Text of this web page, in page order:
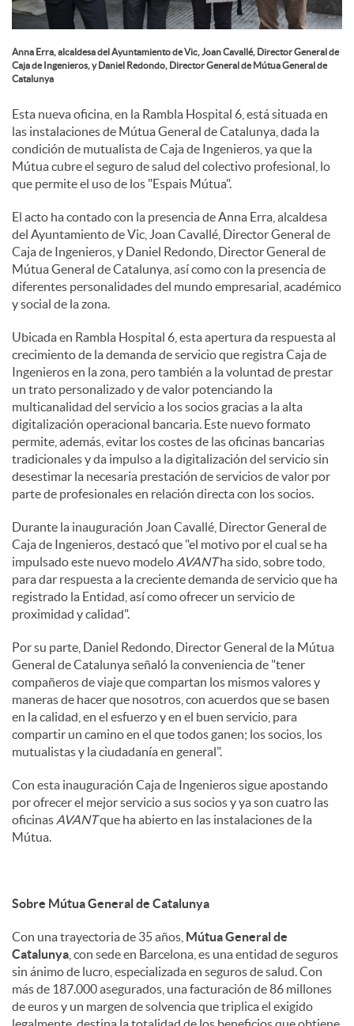
s
Anna Erra, alcaldesa del Ayuntamiento de Vic, Joan Cavallé, Director General de
Caja de Ingenieros, y Daniel Redondo, Director General de Mútua General de
Catalunya
Esta nueva oficina, en la Rambla Hospital 6, está situada en
las instalaciones de Mútua General de Catalunya, dada la
condición de mutualista de Caja de Ingenieros, ya que la
Mútua cubre el seguro de salud del colectivo profesional, lo
que permite el uso de los "Espais Mútua".
El acto ha contado con la presencia de Anna Erra, alcaldesa
del Ayuntamiento de Vic, Joan Cavallé, Director General de
Caja de Ingenieros, y Daniel Redondo, Director General de
Mútua General de Catalunya, así como con la presencia de
diferentes personalidades del mundo empresarial, académico
y social de la zona.
Ubicada en Rambla Hospital 6, esta apertura da respuesta al
crecimiento de la demanda de servicio que registra Caja de
Ingenieros en la zona, pero también a la voluntad de prestar
un trato personalizado y de valor potenciando la
multicanalidad del servicio a los socios gracias a la alta
digitalización operacional bancaria. Este nuevo formato
permite, además, evitar los costes de las oficinas bancarias
tradicionales y da impulso a la digitalización del servicio sin
desestimar la necesaria prestación de servicios de valor por
parte de profesionales en relación directa con los socios.
Durante la inauguración Joan Cavallé, Director General de
Caja de Ingenieros, destacó que "el motivo por el cual se ha
impulsado este nuevo modelo AVANTha sido, sobre todo,
para dar respuesta a la creciente demanda de servicio que ha
registrado la Entidad, así como ofrecer un servicio de
proximidad y calidad".
Por su parte, Daniel Redondo, Director General de la Mútua
General de Catalunya señaló la conveniencia de "tener
compañeros de viaje que compartan los mismos valores y
maneras de hacer que nosotros, con acuerdos que se basen
en la calidad, en el esfuerzo y en el buen servicio, para
compartir un camino en el que todos ganen; los socios, los
mutualistas y la ciudadanía en general".
Con esta inauguración Caja de Ingenieros sigue apostando
por ofrecer el mejor servicio a sus socios y ya son cuatro las
oficinas AVANTque ha abierto en las instalaciones de la
Mútua.
Sobre Mútua General de Catalunya
Con una trayectoria de 35 años, Mútua General de
Catalunya , con sede en Barcelona, es una entidad de seguros
sin ánimo de lucro, especializada en seguros de salud. Con
más de 187.000 asegurados, una facturación de 86 millones
de euros y un margen de solvencia que triplica el exigido